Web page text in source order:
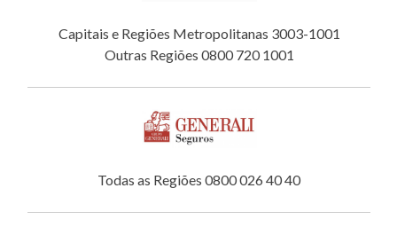
Capitais e Regiões Metropolitanas 3003-1001
Outras Regiões 0800 720 1001
Todas as Regiões 0800 026 40 40